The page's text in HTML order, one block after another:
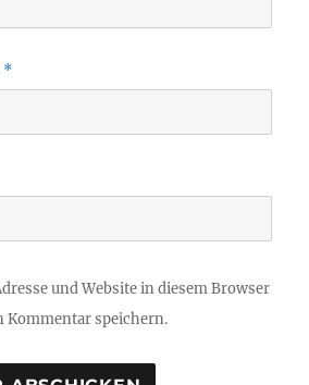
*
und Website in diesem Browser
Kommentar speichern.